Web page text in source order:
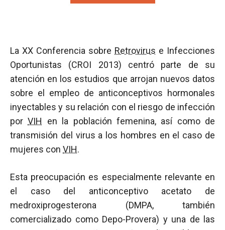
La XX Conferencia sobre Retrovirus e Infecciones
Oportunistas (CROI 2013) centró parte de su
atención en los estudios que arrojan nuevos datos
sobre el empleo de anticonceptivos hormonales
inyectables y su relación con el riesgo de infección
porVIH
en la población femenina, así como de
transmisión del virus a los hombres en el caso de
mujeres con VIH.
Esta preocupación es especialmente relevante en
el caso del anticonceptivo acetato de
medroxiprogesterona (DMPA, también
comercializado como Depo-Provera) y una de las